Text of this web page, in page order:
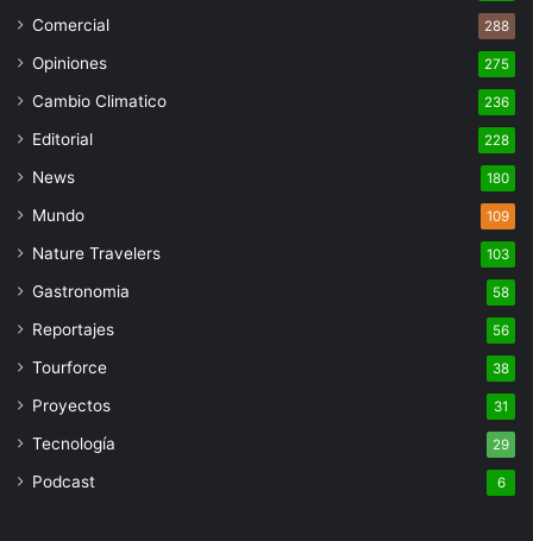
Comercial 288
Opiniones 275
Cambio Climatico 236
Editorial 228
News 180
Mundo 109
Nature Travelers 103
Gastronomia 58
Reportajes 56
Tourforce 38
Proyectos 31
Tecnología 29
Podcast 6